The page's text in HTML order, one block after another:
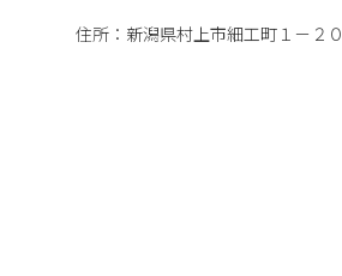
住所：新潟県村上市細工町１－２０